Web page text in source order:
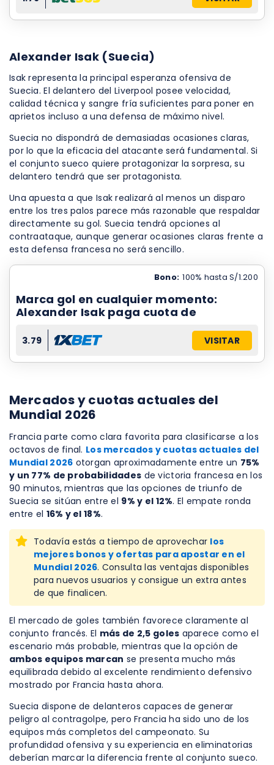
Alexander Isak (Suecia)
Isak representa la principal esperanza ofensiva de
Suecia. El delantero del Liverpool posee velocidad,
calidad técnica y sangre fría suficientes para poner en
aprietos incluso a una defensa de máximo nivel.
Suecia no dispondrá de demasiadas ocasiones claras,
por lo que la eficacia del atacante será fundamental. Si
el conjunto sueco quiere protagonizar la sorpresa, su
delantero tendrá que ser protagonista.
Una apuesta a que Isak realizará al menos un disparo
entre los tres palos parece más razonable que respaldar
directamente su gol. Suecia tendrá opciones al
contraataque, aunque generar ocasiones claras frente a
esta defensa francesa no será sencillo.
Bono: 100% hasta S/1.200
Marca gol en cualquier momento:
Alexander Isak paga cuota de
3.79 VISITAR
Mercados y cuotas actuales del
Mundial 2026
Francia parte como clara favorita para clasificarse a los
octavos de final. Los mercados y cuotas actuales del
Mundial 2026 otorgan aproximadamente entre un 75%
y un 77% de probabilidades de victoria francesa en los
90 minutos, mientras que las opciones de triunfo de
Suecia se sitúan entre el 9% y el 12%. El empate ronda
entre el 16% y el 18%.
Todavía estás a tiempo de aprovechar los
mejores bonos y ofertas para apostar en el
Mundial 2026. Consulta las ventajas disponibles
para nuevos usuarios y consigue un extra antes
de que finalicen.
El mercado de goles también favorece claramente al
conjunto francés. El más de 2,5 goles aparece como el
escenario más probable, mientras que la opción de
ambos equipos marcan se presenta mucho más
equilibrada debido al excelente rendimiento defensivo
mostrado por Francia hasta ahora.
Suecia dispone de delanteros capaces de generar
peligro al contragolpe, pero Francia ha sido uno de los
equipos más completos del campeonato. Su
profundidad ofensiva y su experiencia en eliminatorias
deberían marcar la diferencia frente al conjunto sueco.